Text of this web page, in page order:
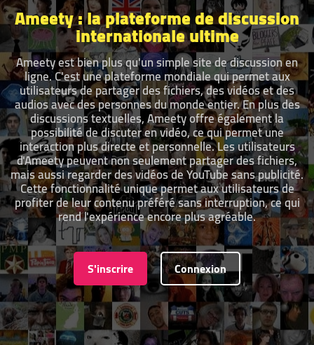
Ameety : la plateforme de discussion
internationale ultime
Ameety est bien plus qu'un simple site de discussion en
ligne. C'est une plateforme mondiale qui permet aux
utilisateurs de partager des fichiers, des vidéos et des
audios avec des personnes du monde entier. En plus des
discussions textuelles, Ameety offre également la
possibilité de discuter en vidéo, ce qui permet une
interaction plus directe et personnelle. Les utilisateurs
d'Ameety peuvent non seulement partager des fichiers,
mais aussi regarder des vidéos de YouTube sans publicité.
Cette fonctionnalité unique permet aux utilisateurs de
profiter de leur contenu préféré sans interruption, ce qui
rend l'expérience encore plus agréable.
S'inscrire Connexion